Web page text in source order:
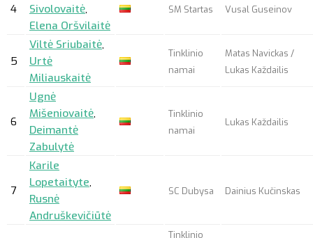
4
Sivolovaitė,
Elena Oršvilaitė
SM Startas Vusal Guseinov
5
Viltė Sriubaitė,
Urtė
Miliauskaitė
Tinklinio
namai
Matas Navickas /
Lukas Každailis
6
Ugnė
Mišeniovaitė,
Deimantė
Zabulytė
Tinklinio
namai
Lukas Každailis
7
Karile
Lopetaityte,
Rusnė
Andruškevičiūtė
SC Dubysa Dainius Kučinskas
Tinklinio